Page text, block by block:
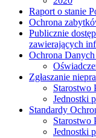
Raport o stanie
Ochrona
Publicznie
zawierających
Ochrona
Zgłaszanie
Starostwo
Jednostki
Standardy
Starostwo
Jednostki